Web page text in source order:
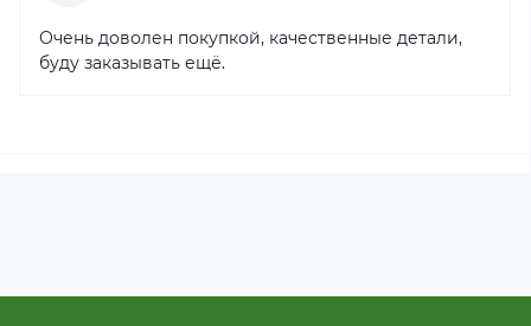
Очень доволен покупкой, качественные детали,
буду заказывать ещё.